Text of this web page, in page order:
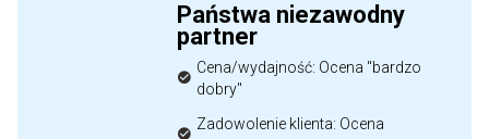
Państwa niezawodny
partner
Cena/wydajność: Ocena "bardzo
dobry"
Zadowolenie klienta: Ocena